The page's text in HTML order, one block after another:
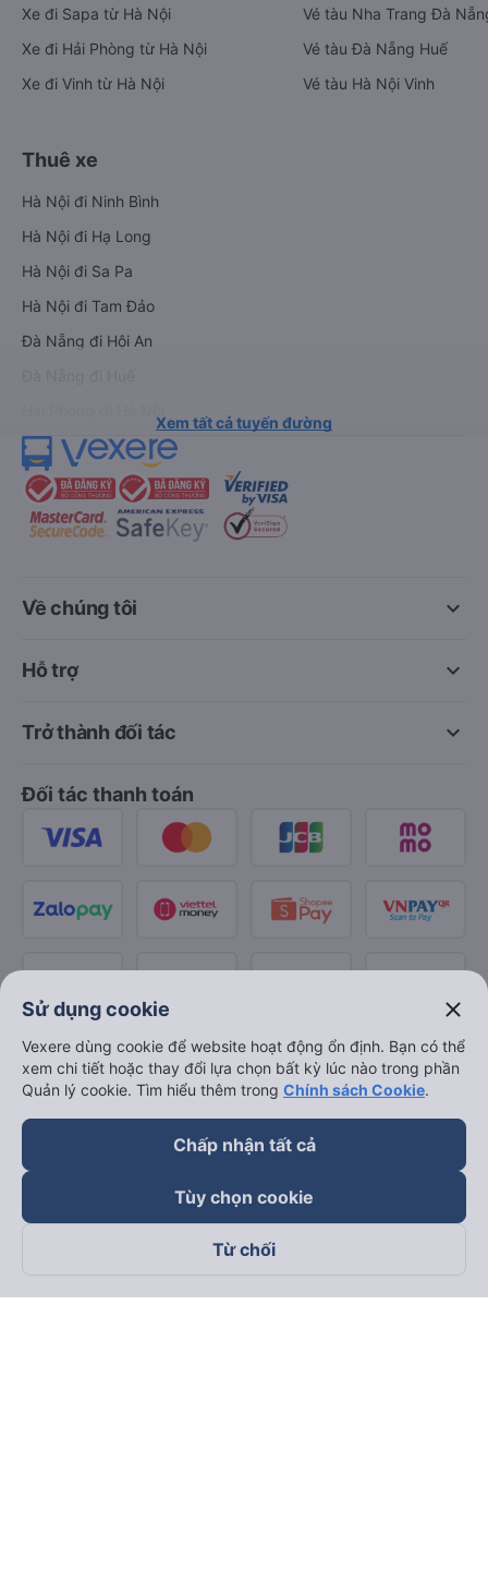
Xe đi Sapa từ Hà Nội
Xe đi Hải Phòng từ Hà Nội
Xe đi Vinh từ Hà Nội
Vé tàu Nha Trang Đà
Vé tàu Đà Nẵng Huế
Vé tàu Hà Nội Vinh
Thuê xe
Hà Nội đi Ninh Bình
Hà Nội đi Hạ Long
Hà Nội đi Sa Pa
Hà Nội đi Tam Đảo
Đà Nẵng đi Hội An
Xem tất cả tuyến đường
keyboard_arrow_down
Về chúng tôi
keyboard_arrow_down
Hỗ trợ
keyboard_arrow_down
Trở thành đối tác
Đối tác thanh toán
Theo dõi chúng tôi trên
Sử dụng cookie close
Vexere dùng cookie để website hoạt động ổn định. Bạn có thể
xem chi tiết hoặc thay đổi lựa chọn bất kỳ lúc nào trong phần
Quản lý cookie. Tìm hiểu thêm trong Chính sách Cookie.
Chấp nhận tất cả
Tùy chọn cookie
Từ chối